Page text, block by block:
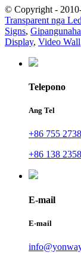
© Copyright -
Transparent nga
Signs,
Display, Video Wall
Telepono
Ang Tel
+86 755
+86 138
E-mail
E-mail